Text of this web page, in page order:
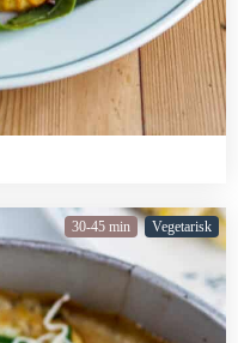
30-45 min Vegetarisk